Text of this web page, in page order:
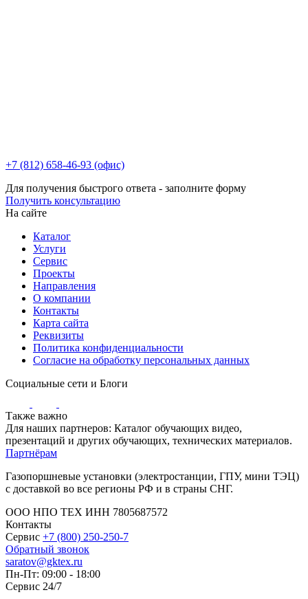
+7 (812) 658-46-93 (офис)
Для получения быстрого ответа - заполните форму
Получить консультацию
На сайте
Каталог
Услуги
Сервис
Проекты
Направления
О компании
Контакты
Карта сайта
Реквизиты
Политика конфиденциальности
Согласие на обработку персональных данных
Социальные сети и Блоги
Также важно
Для наших партнеров: Каталог обучающих видео,
презентаций и других обучающих, технических материалов.
Партнёрам
Газопоршневые установки (электростанции, ГПУ, мини ТЭЦ)
с доставкой во все регионы РФ и в страны СНГ.
ООО НПО ТЕХ ИНН 7805687572
Контакты
Сервис +7 (800) 250-250-7
Обратный звонок
saratov@gktex.ru
Пн-Пт: 09:00 - 18:00
Сервис 24/7